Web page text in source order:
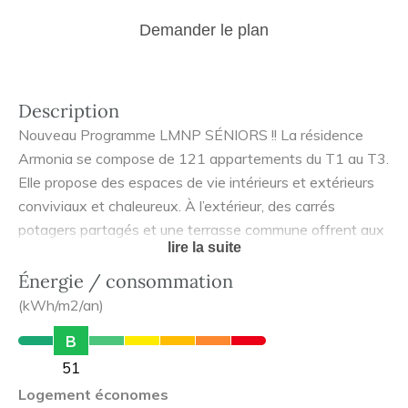
Demander le plan
Description
Nouveau Programme LMNP SÉNIORS !! La résidence
Armonia se compose de 121 appartements du T1 au T3.
Elle propose des espaces de vie intérieurs et extérieurs
conviviaux et chaleureux. À l’extérieur, des carrés
potagers partagés et une terrasse commune offrent aux
résidents des moments de détente. À l’intérieur, des
espaces communs cosy favorisent le lien social. Ainsi, les
résidents ont à leur disposition un espace détente, une
cuisine collaborative, une salle de fitness, un salon de
coiffure et de beauté et une salle de télémédecine. Des
espaces de vie chaleureux La résidence offre des
espaces de vie communs conviviaux : • Espace détente
lire la suite
Énergie / consommation
(kWh/m2/an)
B
51
Logement économes